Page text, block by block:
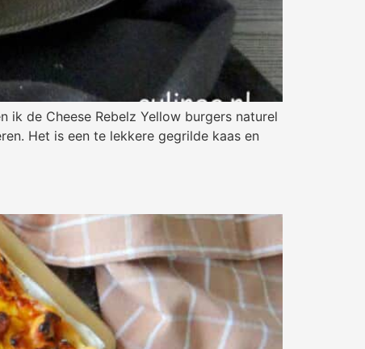
de Cheese Rebelz Yellow burgers naturel
Het is een te lekkere gegrilde kaas en